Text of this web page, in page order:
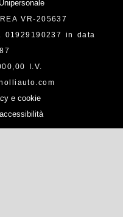
VR-205637
01929190237 in data
I.V.
e cookie